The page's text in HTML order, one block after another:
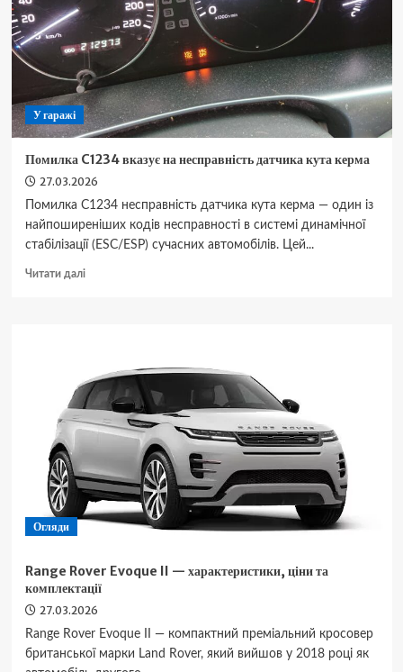
та
якості
технічної
води
У гаражі
Помилка C1234 вказує на несправність датчика кута керма
27.03.2026
Помилка C1234 несправність датчика кута керма — один із
найпоширеніших кодів несправності в системі динамічної
стабілізації (ESC/ESP) сучасних автомобілів. Цей...
Читати даліДокладніше
несправність
датчика
кута
керма
Огляди
Range Rover Evoque II — характеристики, ціни та
комплектації
27.03.2026
Range Rover Evoque II — компактний преміальний кросовер
британської марки Land Rover, який вийшов у 2018 році як